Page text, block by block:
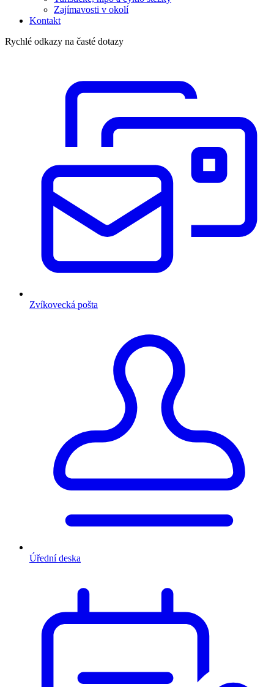
Zajímavosti v okolí
Kontakt
Rychlé odkazy na časté dotazy
Zvíkovecká pošta
Úřední deska